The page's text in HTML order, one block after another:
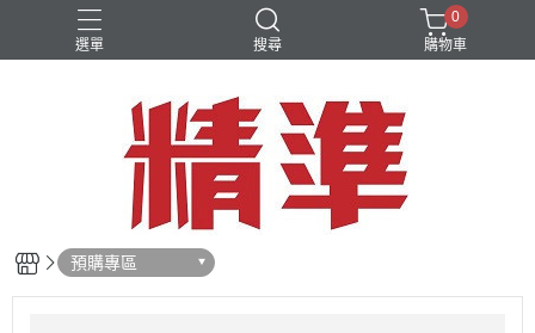
選單 搜尋
0
購物車
預購專區